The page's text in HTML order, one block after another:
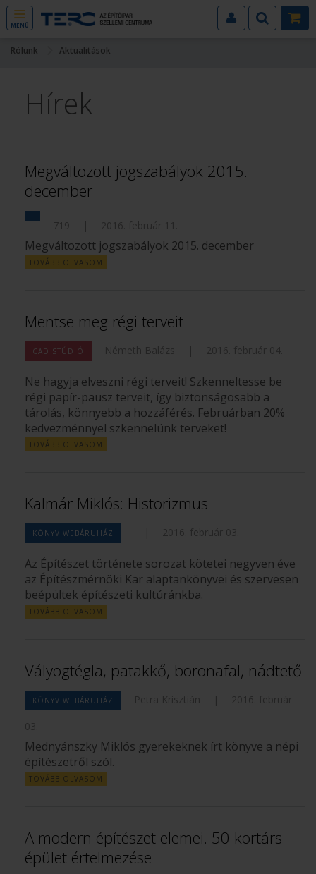
MENÜ
Rólunk Aktualitások
Hírek
Megváltozott jogszabályok 2015.
december
719 | 2016. február 11.
Megváltozott jogszabályok 2015. december
TOVÁBB OLVASOM
Mentse meg régi terveit
CAD STÚDIÓ Németh Balázs | 2016. február 04.
Ne hagyja elveszni régi terveit! Szkenneltesse be
régi papír-pausz terveit, így biztonságosabb a
tárolás, könnyebb a hozzáférés. Februárban 20%
kedvezménnyel szkennelünk terveket!
TOVÁBB OLVASOM
Kalmár Miklós: Historizmus
KÖNYV WEBÁRUHÁZ | 2016. február 03.
Az Építészet története sorozat kötetei negyven éve
az Építészmérnöki Kar alaptankönyvei és szervesen
beépültek építészeti kultúránkba.
TOVÁBB OLVASOM
Vályogtégla, patakkő, boronafal, nádtető
KÖNYV WEBÁRUHÁZ Petra Krisztián |
2016. február
03.
Mednyánszky Miklós gyerekeknek írt könyve a népi
építészetről szól.
TOVÁBB OLVASOM
A modern építészet elemei. 50 kortárs
épület értelmezése